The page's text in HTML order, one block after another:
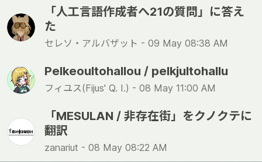
「人工言語作成者へ21の質問」に答え
た
セレソ・アルバザット - 09 May 08:38 AM
Pelkeoultohallou / pelkjultohallu
フィユス(Fijus' Q. I.) - 08 May 11:00 AM
「MESULAN / 非存在街」をクノクテに
翻訳
zanariut - 08 May 08:22 AM